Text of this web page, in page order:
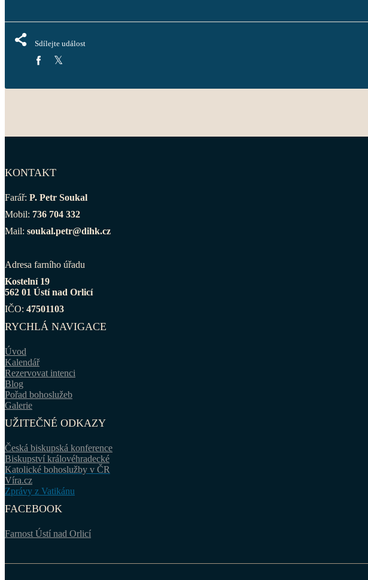
Sdílejte událost
KONTAKT
Farář: P. Petr Soukal
Mobil: 736 704 332
Mail: soukal.petr@dihk.cz
Adresa farního úřadu
Kostelní 19
562 01 Ústí nad Orlicí
IČO: 47501103
RYCHLÁ NAVIGACE
Úvod
Kalendář
Rezervovat intenci
Blog
Pořad bohoslužeb
Galerie
UŽITEČNÉ ODKAZY
Česká biskupská konference
Biskupství královéhradecké
Katolické bohoslužby v ČR
Víra.cz
Zprávy z Vatikánu
FACEBOOK
Farnost Ústí nad Orlicí